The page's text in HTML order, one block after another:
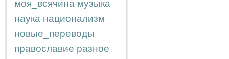
моя_всячина музыка
наука национализм
новые_переводы
православие разное